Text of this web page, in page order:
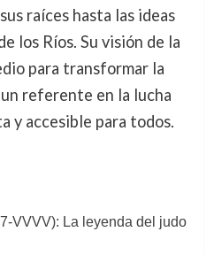
raíces hasta las ideas
los Ríos. Su visión de la
para transformar la
referente en la lucha
y accesible para todos.
VVVV): La leyenda del judo